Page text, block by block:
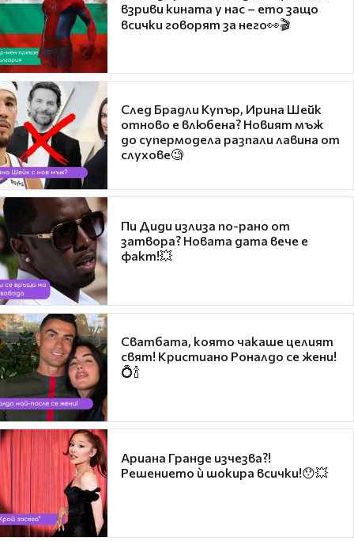
взриви кината у нас – ето защо
всички говорят за него👀🎬
След Брадли Купър, Ирина Шейк
отново е влюбена? Новият мъж
до супермодела разпали лавина от
слухове🧐
Пи Диди излиза по-рано от
затвора? Новата дата вече е
факт!💥
Сватбата, която чакаше целият
свят! Кристиано Роналдо се жени!
💍🍾
Ариана Гранде изчезва?!
Решението ѝ шокира всички!😯💥